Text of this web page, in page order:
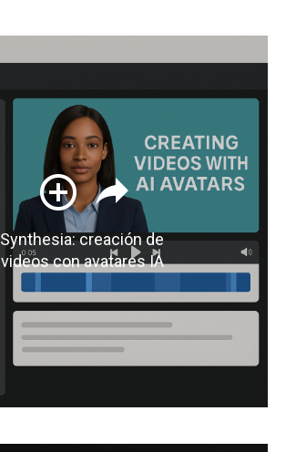
Synthesia: creación de
videos con avatares IA